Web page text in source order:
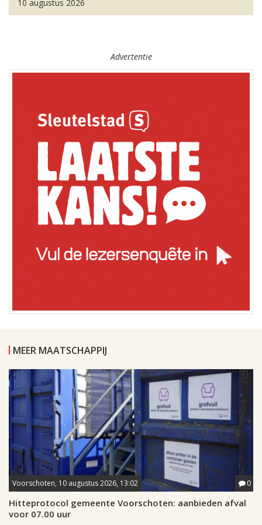
10 augustus 2026
Advertentie
MEER MAATSCHAPPIJ
Voorschoten, 10 augustus 2026, 13:02 0
Hitteprotocol gemeente Voorschoten: aanbieden afval
voor 07.00 uur